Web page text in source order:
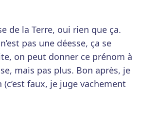
de la Terre, oui rien que ça.
pas une déesse, ça se
on peut donner ce prénom à
mais pas plus. Bon après, je
faux, je juge vachement